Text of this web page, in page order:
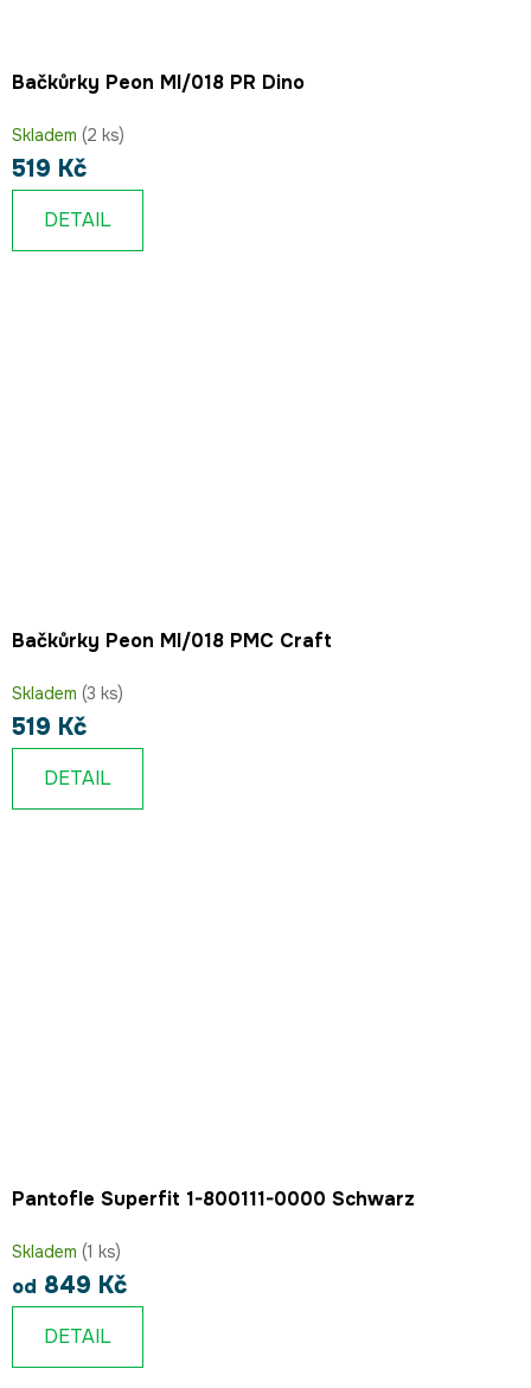
Bačkůrky Peon MI/018 PR Dino
Skladem (2 ks)
519 Kč
DETAIL
Bačkůrky Peon MI/018 PMC Craft
Skladem (3 ks)
519 Kč
DETAIL
Pantofle Superfit 1-800111-0000 Schwarz
Skladem (1 ks)
od 849 Kč
DETAIL